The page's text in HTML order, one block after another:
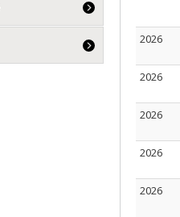
2026
2026
2026
2026
2026